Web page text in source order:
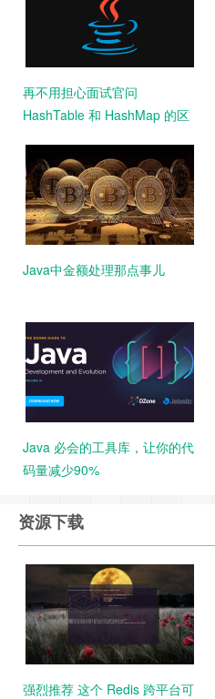
再不用担心面试官问
HashTable 和 HashMap 的区
Java中金额处理那点事儿
Java 必会的工具库，让你的代
码量减少90%
资源下载
强烈推荐 这个 Redis 跨平台可